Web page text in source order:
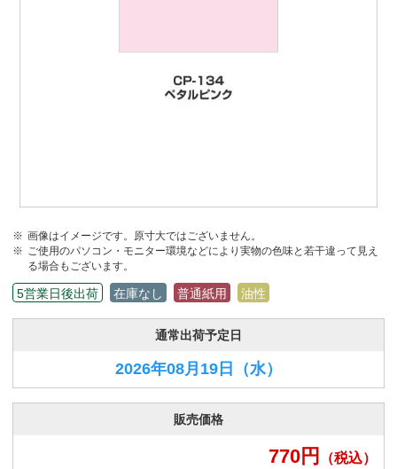
画像はイメージです。原寸大ではございません。
ご使用のパソコン・モニター環境などにより実物の色味と若干違って見え
る場合もございます。
5営業日後出荷 在庫なし 普通紙用 油性
通常出荷予定日
2026年08月19日 （水）
販売価格
770円 （税込）